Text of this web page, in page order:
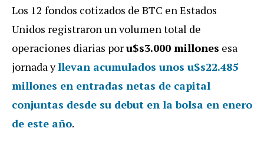
Los 12 fondos cotizados de BTC en Estados
Unidos registraron un volumen total de
operaciones diarias poru$s3.000 millones esa
jornada yllevan acumulados unos u$s22.485
millones en entradas netas de capital
conjuntas desde su debut en la bolsa en enero
de este año.